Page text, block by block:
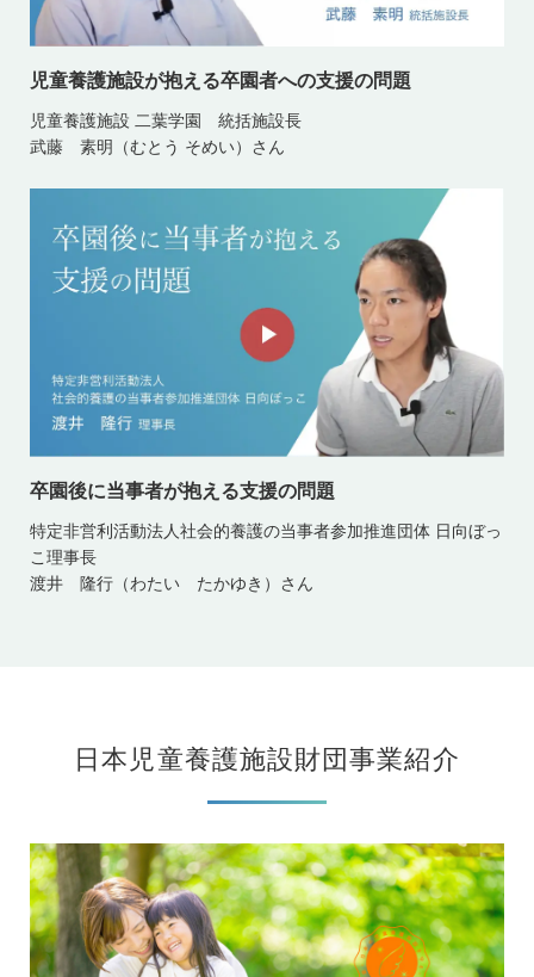
児童養護施設が抱える卒園者への支援の問題
児童養護施設 二葉学園 統括施設長
武藤 素明（むとう そめい）さん
卒園後に当事者が抱える支援の問題
特定非営利活動法人社会的養護の当事者参加推進団体 日向ぼっ
こ理事長
渡井 隆行（わたい たかゆき）さん
日本児童養護施設財団事業紹介